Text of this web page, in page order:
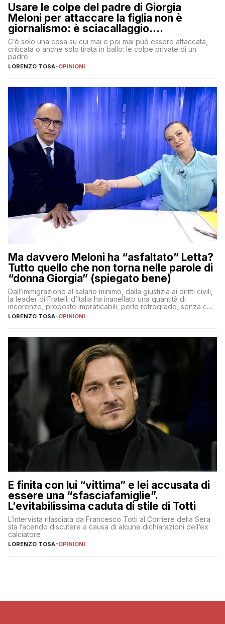
Usare le colpe del padre di Giorgia
Meloni per attaccare la figlia non è
giornalismo: è sciacallaggio.
Dimostriamo di essere diversi
C’è solo una cosa su cui mai e poi mai può essere attaccata,
criticata o anche solo tirata in ballo: le colpe private di un
padre
LORENZO TOSA-OPINIONI
Ma davvero Meloni ha “asfaltato” Letta?
Tutto quello che non torna nelle parole di
“donna Giorgia” (spiegato bene)
Dall’immigrazione al salario minimo, dalla giustizia ai diritti civili,
la leader di Fratelli d’Italia ha inanellato una quantità di
incorenze, proposte impraticabili, perle retrograde, senza che
nessuno – a destra come a sinistra – glielo abbia fatto notare
LORENZO TOSA-OPINIONI
È finita con lui “vittima” e lei accusata di
essere una “sfasciafamiglie”.
L’evitabilissima caduta di stile di Totti
L’intervista rilasciata da Francesco Totti al Corriere della Sera
sta facendo discutere a causa di alcune dichiarazioni dell’ex
calciatore
LORENZO TOSA-OPINIONI